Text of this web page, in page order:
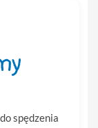
spędzenia